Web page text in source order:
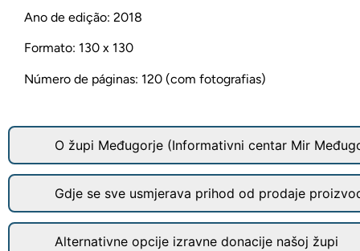
Ano de edição: 2018
Formato: 130 x 130
Número de páginas: 120 (com fotografias)
O župi Međugorje (Informativni centar Mir
Gdje se sve usmjerava prihod od prodaje
Alternativne opcije izravne donacije našoj župi